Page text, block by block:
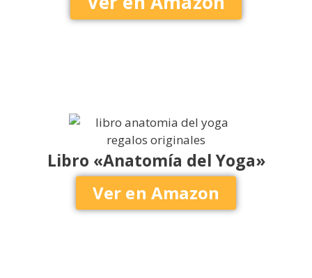
Libro «Anatomía del Yoga»
Ver en Amazon